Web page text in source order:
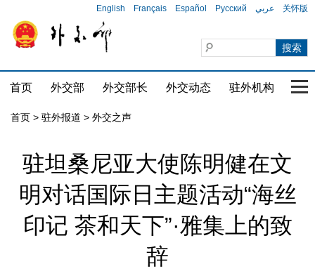
English Français Español Русский عربي 关怀版
首页 外交部 外交部长 外交动态 驻外机构 国
首页 > 驻外报道 > 外交之声
驻坦桑尼亚大使陈明健在文
明对话国际日主题活动“海丝
印记 茶和天下”·雅集上的致
辞